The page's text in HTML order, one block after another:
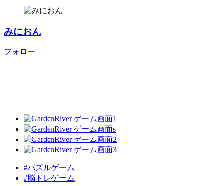
みにおん
フォロー
#パズルゲーム
#脳トレゲーム